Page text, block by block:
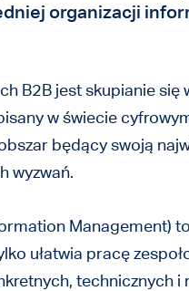
organizacji
B2B jest skupianie
w świecie
będący swoją
wyzwań.
Management)
ułatwia pracę
technicznych